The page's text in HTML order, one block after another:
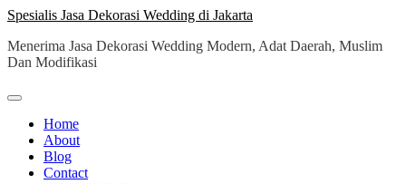
Skip
content
Spesialis Jasa Dekorasi Wedding di Jakarta
Menerima Jasa Dekorasi Wedding Modern, Adat Daerah, Muslim
Dan Modifikasi
Home
About
Blog
Contact